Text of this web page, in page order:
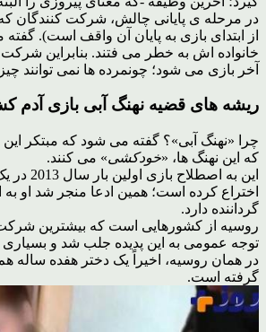
در مرحله ی پایانی چالش، شرکت کنندگان که طی 49 روز توسط گردانندگان بازی از نظر روانی برای از بین بردن خودشان آماده
از ابتدای بازی به پایان آن واقف است).
خانواده اش به خطر می فتند. بنابراین شرکت
آخر بازی می شود؛ چونمرده ها نمی توانند
ریشه های قضیه نهنگ آبی بازی آدم
چرا «نهنگ آبی»؟ گفته می شود که مبتکر
که این نهنگ ها، «خودکشی» می کنند.
اختراع کرده است؛ همین ادعا منجر شد او به
گرداننده دارد.
توجه عمومی به این پدیده جلب شد و بسیاری
در همان روسیه، اخیراً یک دختر هفده ساله
گرفته است.